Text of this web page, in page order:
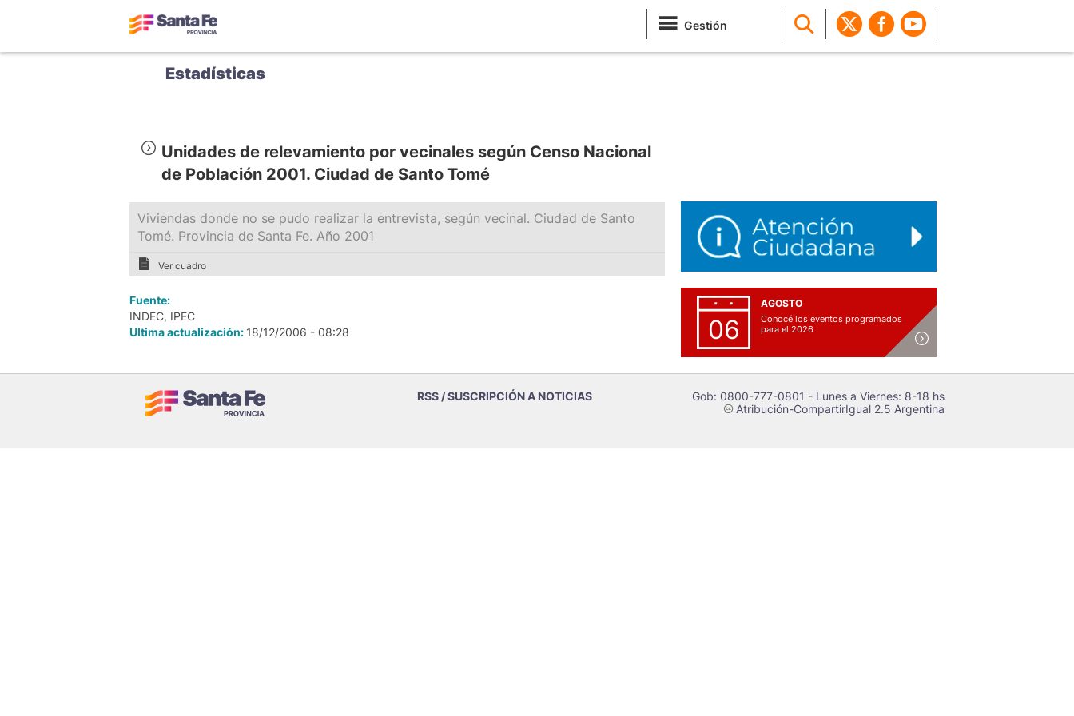
Gestión
Estadísticas
Unidades de relevamiento por vecinales según Censo Nacional
de Población 2001. Ciudad de Santo Tomé
Viviendas donde no se pudo realizar la entrevista, según vecinal. Ciudad de Santo
Tomé. Provincia de Santa Fe. Año 2001
Ver cuadro
Fuente:
INDEC, IPEC
Ultima actualización: 18/12/2006 - 08:28 06
AGOSTO
Conocé los eventos programados
para el 2026
RSS / SUSCRIPCIÓN A NOTICIAS Gob: 0800-777-0801 - Lunes a Viernes: 8-18 hs
cAtribución-CompartirIgual 2.5 Argentina